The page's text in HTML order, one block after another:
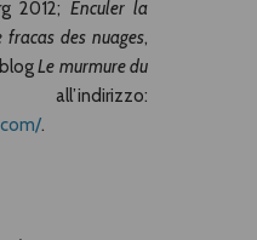
2012; Enculer la
fracas des nuages,
blogLe murmure du
.